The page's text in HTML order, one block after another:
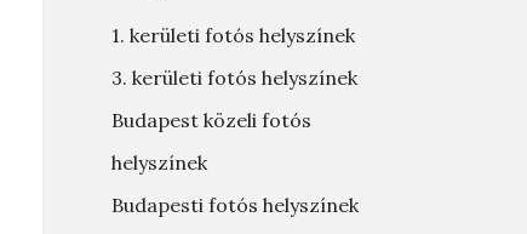
1. kerületi fotós helyszínek
3. kerületi fotós helyszínek
Budapest közeli fotós
helyszínek
Budapesti fotós helyszínek